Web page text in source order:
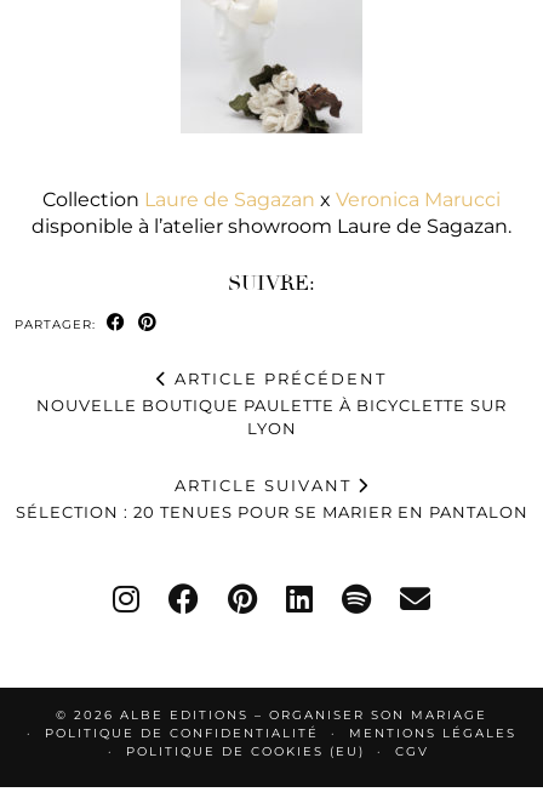
Collection Laure de Sagazan x Veronica Marucci
disponible à l’atelier showroom Laure de Sagazan.
SUIVRE:
PARTAGER:
ARTICLE PRÉCÉDENT
NOUVELLE BOUTIQUE PAULETTE À BICYCLETTE SUR
LYON
ARTICLE SUIVANT
SÉLECTION : 20 TENUES POUR SE MARIER EN PANTALON
© 2026 ALBE EDITIONS – ORGANISER SON MARIAGE
POLITIQUE DE CONFIDENTIALITÉ
MENTIONS LÉGALES
POLITIQUE DE COOKIES (EU)
CGV